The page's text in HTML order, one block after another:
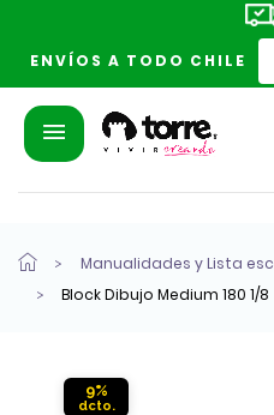
ENVÍOS A TODO CHILE
Manualidades y Lista
Block Dibujo Medium 180 1/8
9%